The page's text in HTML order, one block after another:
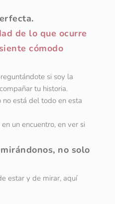
de lo que ocurre
cómodo
si soy la
tu historia.
está del todo en esta
un encuentro, en ver si
no solo
estar y de mirar, aquí